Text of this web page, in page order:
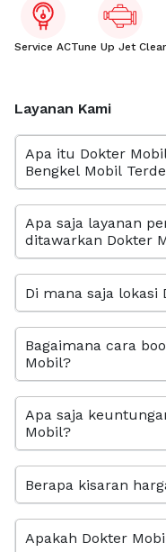
Service ACTune Up Jet
Layanan Kami
Apa itu Dokter
Bengkel Mobil
Apa saja layanan
ditawarkan Dokter
Di mana saja lokasi
Bagaimana cara
Mobil?
Apa saja
Mobil?
Berapa kisaran
Apakah Dokter